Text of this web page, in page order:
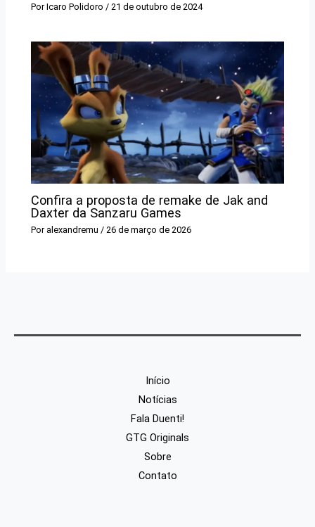
PorIcaro Polidoro/21 de outubro de 2024
Confira a proposta de remake de Jak and
Daxter da Sanzaru Games
Por alexandremu / 26 de março de 2026
Início
Notícias
Fala Duenti!
GTG Originals
Sobre
Contato